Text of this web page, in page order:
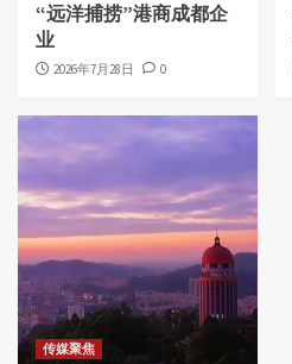
“远洋捕捞”港商成都企
业
2026年7月28日 0
传媒聚焦